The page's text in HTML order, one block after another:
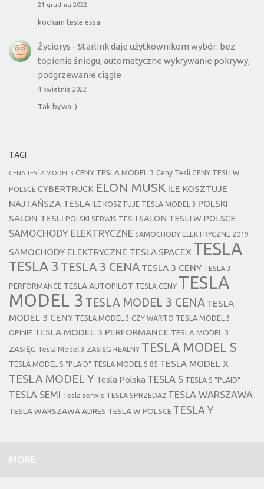
21 grudnia 2022
kocham tesle essa.
Życiorys - Starlink daje użytkownikom wybór: bez
topienia śniegu, automatyczne wykrywanie pokrywy,
podgrzewanie ciągłe
4 kwietnia 2022
Tak bywa :)
TAGI
CENA TESLA MODEL 3 CENY TESLA MODEL 3 Ceny Tesli CENY TESLI W
POLSCE CYBERTRUCK ELON MUSK ILE KOSZTUJE
NAJTAŃSZA TESLA
ILE KOSZTUJE TESLA MODEL 3 POLSKI
SALON TESLI POLSKI SERWIS TESLI SALON TESLI W POLSCE
SAMOCHODY ELEKTRYCZNE SAMOCHODY ELEKTRYCZNE 2019
SAMOCHODY ELEKTRYCZNE TESLA SPACEX TESLA
TESLA 3 TESLA 3 CENA TESLA 3 CENY TESLA 3
PERFORMANCE TESLA AUTOPILOT TESLA CENY TESLA
MODEL 3 TESLA MODEL 3 CENA TESLA
MODEL 3 CENY TESLA MODEL 3 CZY WARTO TESLA MODEL 3
OPINIE TESLA MODEL 3 PERFORMANCE TESLA MODEL 3
ZASIĘG Tesla Model 3 ZASIĘG REALNY TESLA MODEL S
TESLA MODEL S "PLAID" TESLA MODEL S 85 TESLA MODEL X
TESLA MODEL Y Tesla Polska TESLA S TESLA S "PLAID"
TESLA SEMI Tesla serwis TESLA SPRZEDAŻ TESLA WARSZAWA
TESLA WARSZAWA ADRES TESLA W POLSCE TESLA Y
MORE